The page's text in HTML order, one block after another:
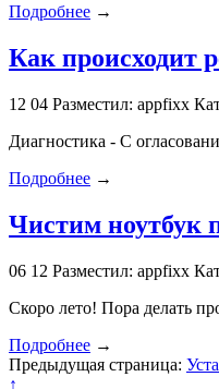
Подробнее →
Как происходит
12 04 Разместил: appfixx
Диагностика - С
Подробнее →
Чистим ноутбук
06 12 Разместил: appfixx
Скоро лето! Пора делать
Подробнее →
Предыдущая страница:
↑